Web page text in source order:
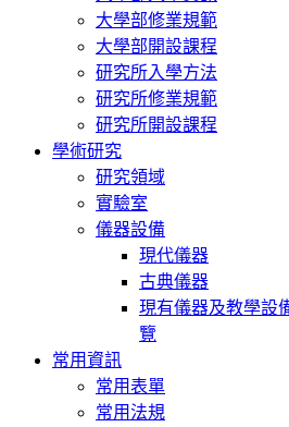
大學部修業規範
大學部開設課程
研究所入學方法
研究所修業規範
研究所開設課程
學術研究
研究領域
實驗室
儀器設備
現代儀器
古典儀器
現有儀器及教學設
覽
常用資訊
常用表單
常用法規